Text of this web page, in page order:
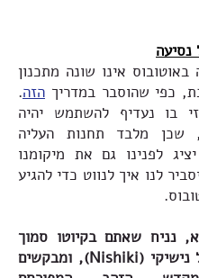
נסיעה
באוטובוס אינו שונה מתכנון
כפי שהוסבר במדריך הזה.
בו נעדיף להשתמש יהיה
שכן מלבד תחנות העליה
לפנינו גם את מיקומנו
לנו איך לנווט כדי להגיע
נניח שאתם בקיוטו סמוך
לשוק האוכל נישיקי (Nishiki), ומבקשים